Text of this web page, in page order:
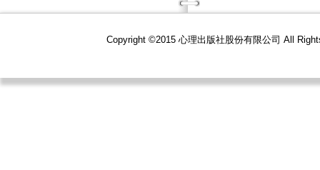
Copyright ©2015 心理出版社股份有限公司 All